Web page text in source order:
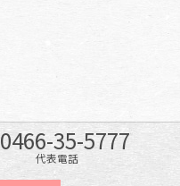
0466-35-5777
代表電話